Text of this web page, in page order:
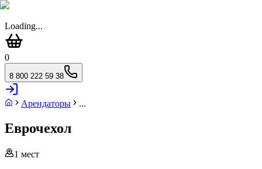
Loading...
0
8 800 222 59 38
Арендаторы ...
Еврочехол
1 мест